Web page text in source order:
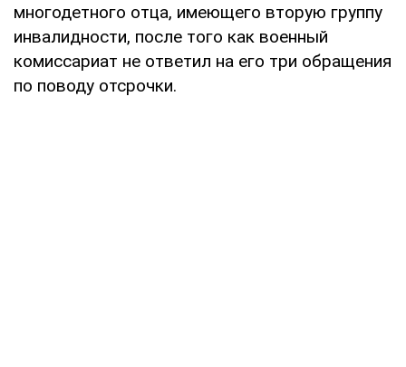
многодетного отца, имеющего вторую группу
инвалидности, после того как военный
комиссариат не ответил на его три обращения
по поводу отсрочки.